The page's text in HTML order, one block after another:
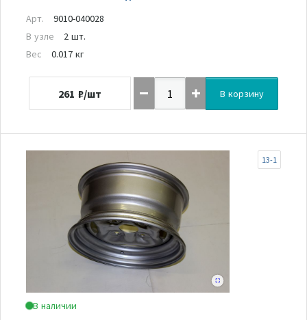
Арт.
9010-040028
В узле
2 шт.
Вес
0.017 кг
261 ₽/шт В корзину
В наличии
13-1